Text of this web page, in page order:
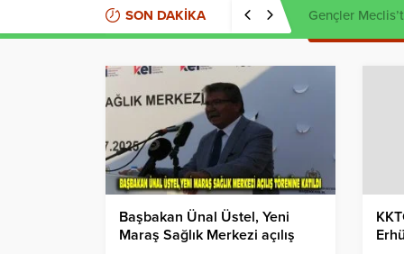
SON DAKİKA Kaçak et
Başbakan Ünal Üstel, Yeni
Maraş Sağlık Merkezi açılış